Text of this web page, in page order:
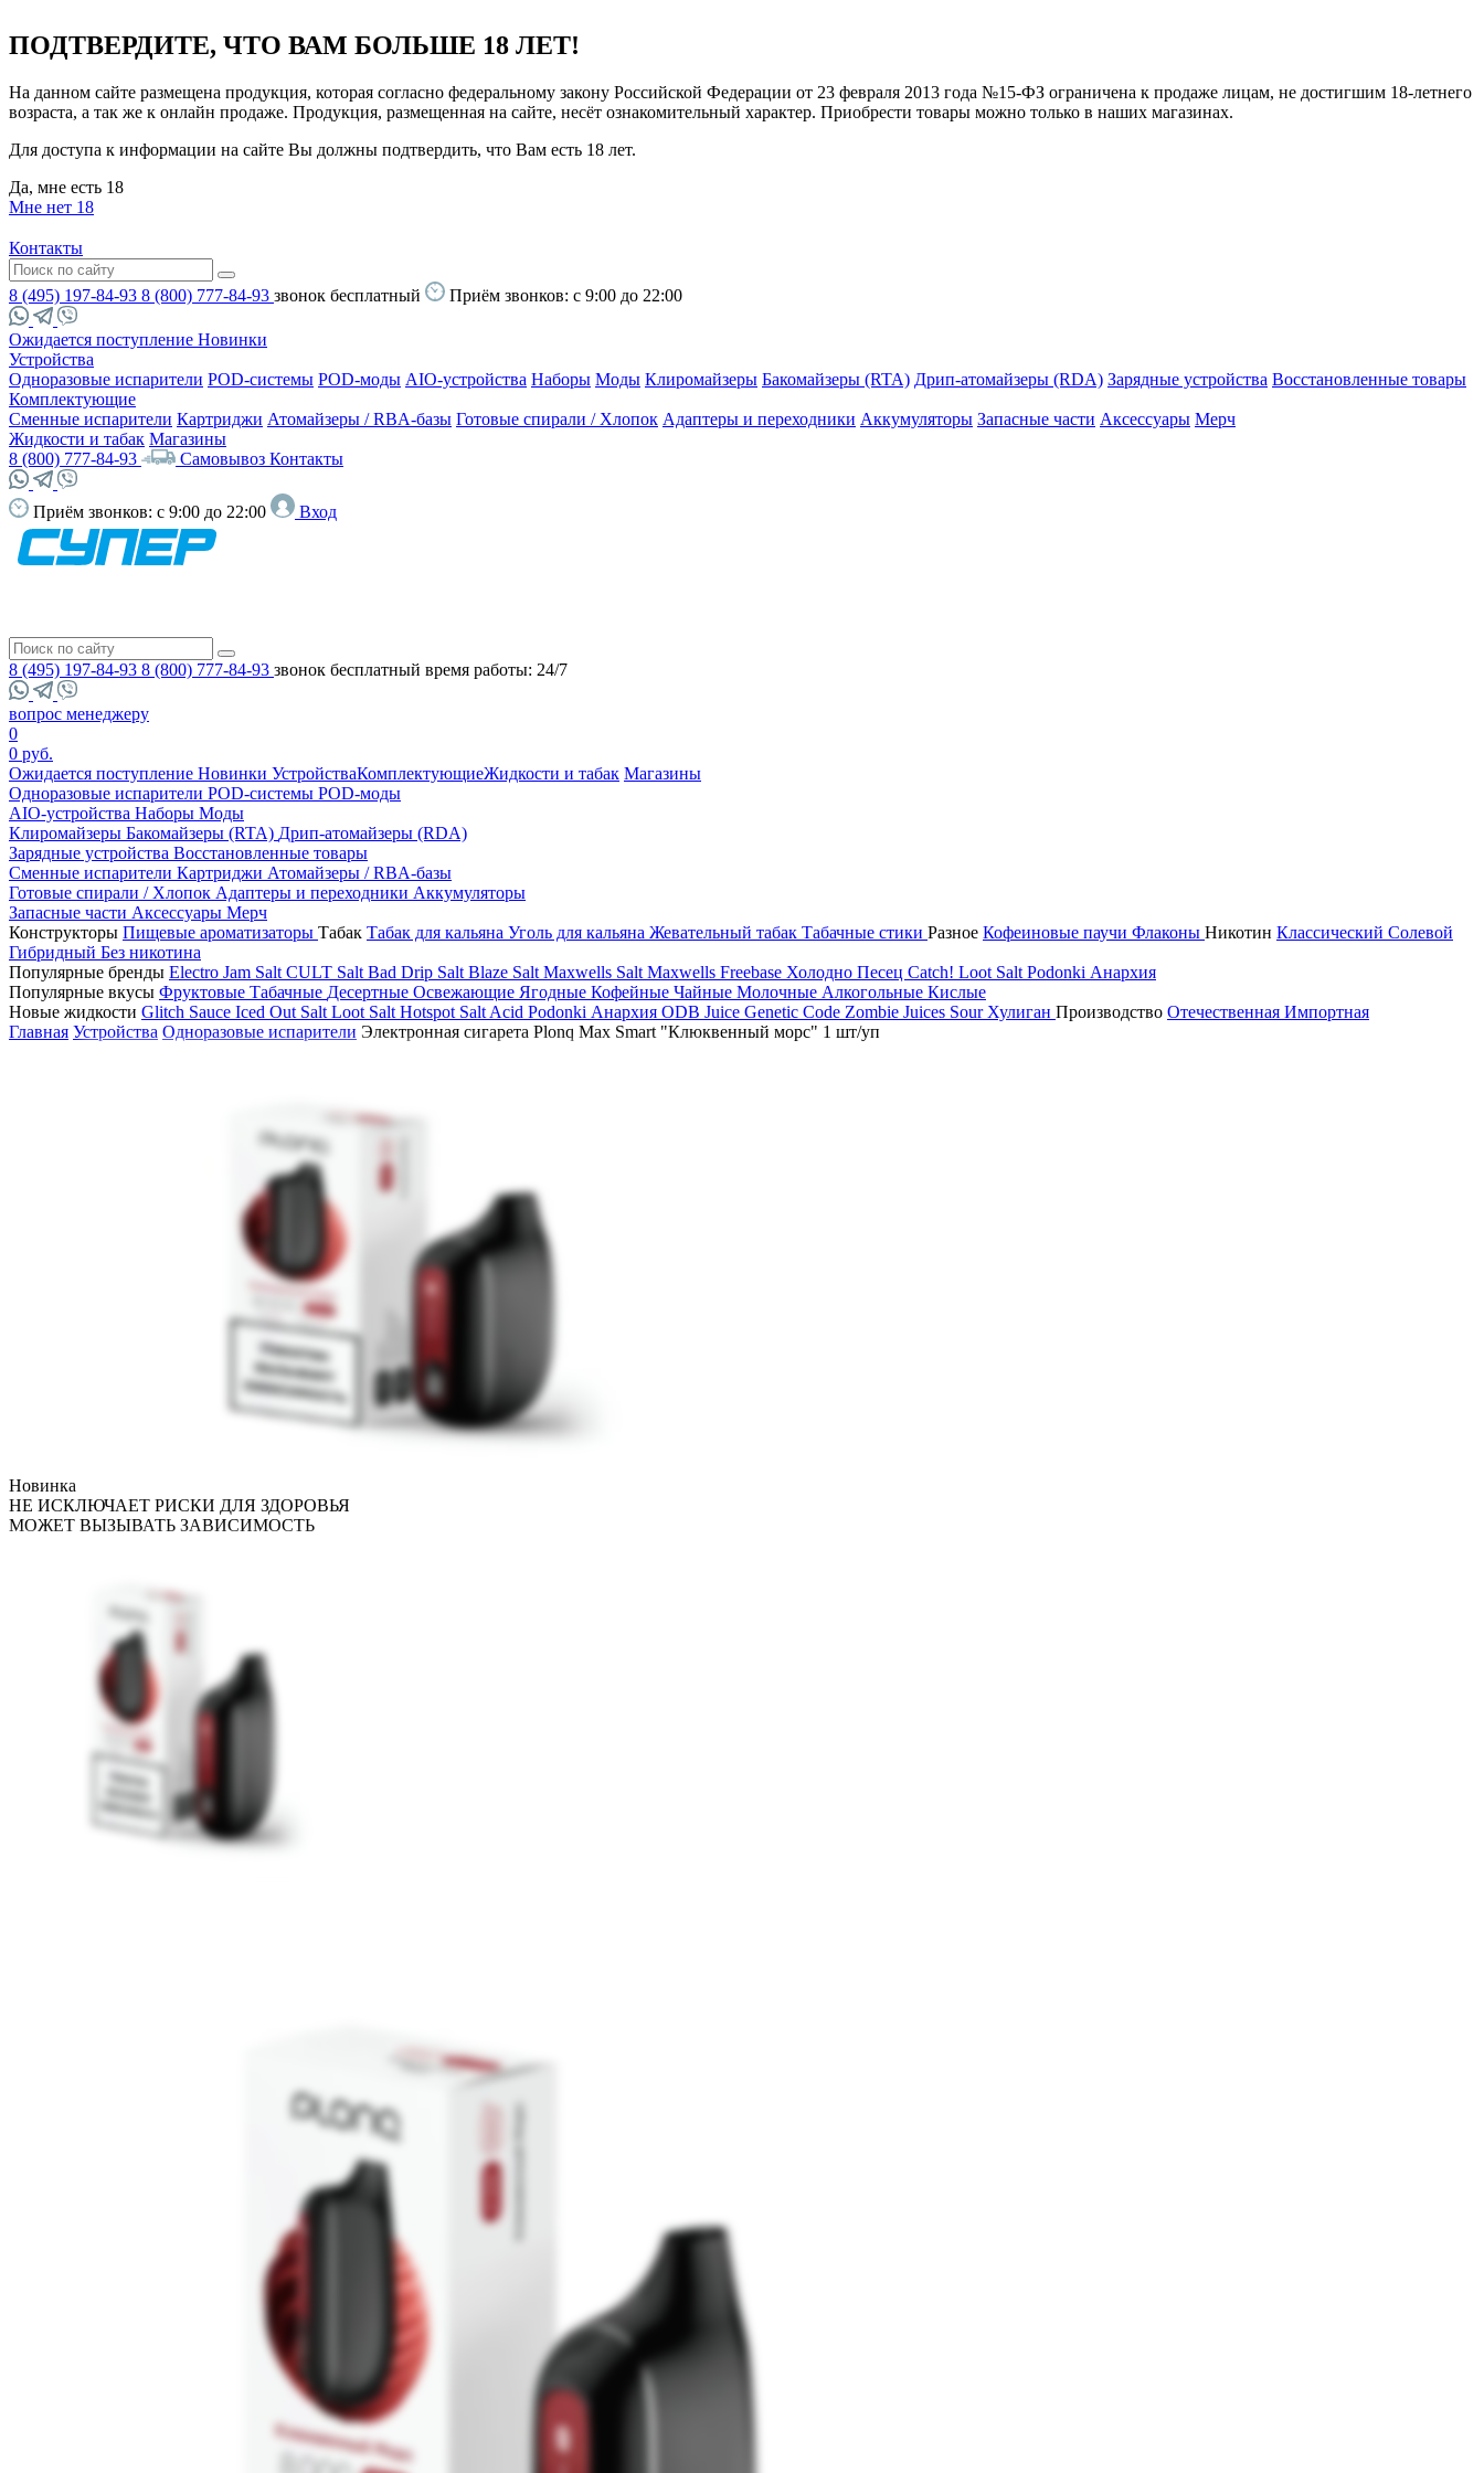
ПОДТВЕРДИТЕ, ЧТО ВАМ БОЛЬШЕ 18 ЛЕТ!
На данном сайте размещена продукция, которая согласно федеральному закону Российской Федерации от 23 февраля 2013 года №15-ФЗ ограничена к продаже лицам, не достигшим 18-летнего
возраста, а так же к онлайн продаже. Продукция, размещенная на сайте, несёт ознакомительный характер. Приобрести товары можно только в наших магазинах.
Для доступа к информации на сайте Вы должны подтвердить, что Вам есть 18 лет.
Да, мне есть 18
Мне нет 18
Контакты
8 (495) 197-84-93 8 (800) 777-84-93 звонок бесплатный Приём звонков: с 9:00 до 22:00
Ожидается поступление Новинки
Устройства
Одноразовые испарители POD-системы POD-моды AIO-устройства Наборы Моды Клиромайзеры Бакомайзеры (RTA) Дрип-атомайзеры (RDA) Зарядные устройства Восстановленные товары
Комплектующие
Сменные испарители Картриджи Атомайзеры / RBA-базы Готовые спирали / Хлопок Адаптеры и переходники Аккумуляторы Запасные части Аксессуары Мерч
Жидкости и табак Магазины
8 (800) 777-84-93
Самовывоз Контакты
Приём звонков: с 9:00 до 22:00 Вход
8 (495) 197-84-93 8 (800) 777-84-93 звонок бесплатный время работы: 24/7
вопрос менеджеру
0
0 руб.
Ожидается поступление Новинки УстройстваКомплектующиеЖидкости и табак Магазины
Одноразовые испарители POD-системы POD-моды
AIO-устройства Наборы Моды
Клиромайзеры Бакомайзеры (RTA) Дрип-атомайзеры (RDA)
Зарядные устройства Восстановленные товары
Сменные испарители Картриджи Атомайзеры / RBA-базы
Готовые спирали / Хлопок Адаптеры и переходники Аккумуляторы
Запасные части Аксессуары Мерч
Конструкторы Пищевые ароматизаторы Табак Табак для кальяна Уголь для кальяна Жевательный табак Табачные стики Разное Кофеиновые паучи Флаконы Никотин Классический Солевой
Гибридный Без никотина
Популярные бренды Electro Jam Salt CULT Salt Bad Drip Salt Blaze Salt Maxwells Salt Maxwells Freebase Холодно Песец Catch! Loot Salt Podonki Анархия
Популярные вкусы Фруктовые Табачные Десертные Освежающие Ягодные Кофейные Чайные Молочные Алкогольные Кислые
Новые жидкости Glitch Sauce Iced Out Salt Loot Salt Hotspot Salt Acid Podonki Анархия ODB Juice Genetic Code Zombie Juices Sour Хулиган Производство Отечественная Импортная
Главная Устройства Одноразовые испарители Электронная сигарета Plonq Max Smart "Клюквенный морс" 1 шт/уп
Новинка
НЕ ИСКЛЮЧАЕТ РИСКИ ДЛЯ ЗДОРОВЬЯ
МОЖЕТ ВЫЗЫВАТЬ ЗАВИСИМОСТЬ